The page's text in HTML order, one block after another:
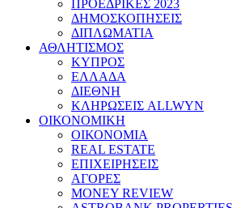
ΠΡΟΕΔΡΙΚΕΣ 2023
ΔΗΜΟΣΚΟΠΗΣΕΙΣ
ΔΙΠΛΩΜΑΤΙΑ
ΑΘΛΗΤΙΣΜΟΣ
ΚΥΠΡΟΣ
ΕΛΛΑΔΑ
ΔΙΕΘΝΗ
ΚΛΗΡΩΣΕΙΣ ALLWYN
ΟΙΚΟΝΟΜΙΚΗ
ΟΙΚΟΝΟΜΙΑ
REAL ESTATE
ΕΠΙΧΕΙΡΗΣΕΙΣ
ΑΓΟΡΕΣ
MONEY REVIEW